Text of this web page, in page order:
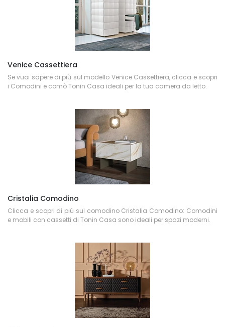
Venice Cassettiera
Se vuoi sapere di più sul modello Venice Cassettiera, clicca e scopri
i Comodini e comò Tonin Casa ideali per la tua camera da letto.
Cristalia Comodino
Clicca e scopri di più sul comodino Cristalia Comodino: Comodini
e mobili con cassetti di Tonin Casa sono ideali per spazi moderni.